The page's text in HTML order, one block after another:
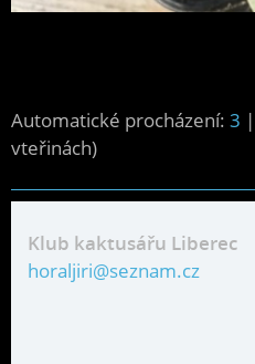
Automatické procházení: 3 |
vteřinách)
Klub kaktusářu Liberec
horaljiri@seznam.cz